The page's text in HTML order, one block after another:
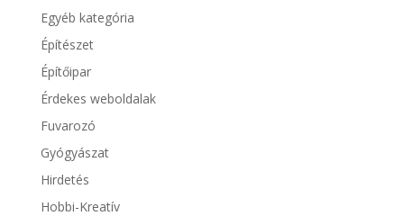
Egyéb kategória
Építészet
Építőipar
Érdekes weboldalak
Fuvarozó
Gyógyászat
Hirdetés
Hobbi-Kreatív